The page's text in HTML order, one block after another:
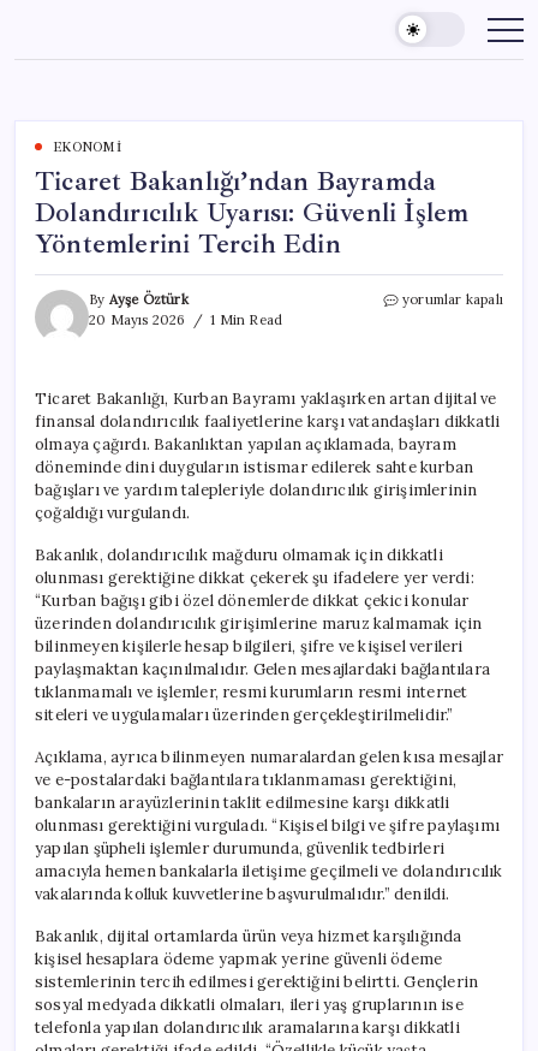
content
EKONOMI
Ticaret Bakanlığı’ndan Bayramda
Dolandırıcılık Uyarısı: Güvenli İşlem
Yöntemlerini Tercih Edin
By Ayşe Öztürk
20 Mayıs 2026
1 Min Read
Ticaret
Güvenli
İşlem
Yöntemlerini
Tercih
Edin
için
yorumlar kapalı
Ticaret Bakanlığı, Kurban Bayramı yaklaşırken artan dijital ve
finansal dolandırıcılık faaliyetlerine karşı vatandaşları dikkatli
olmaya çağırdı. Bakanlıktan yapılan açıklamada, bayram
döneminde dini duyguların istismar edilerek sahte kurban
bağışları ve yardım talepleriyle dolandırıcılık girişimlerinin
çoğaldığı vurgulandı.
Bakanlık, dolandırıcılık mağduru olmamak için dikkatli
olunması gerektiğine dikkat çekerek şu ifadelere yer verdi:
“Kurban bağışı gibi özel dönemlerde dikkat çekici konular
üzerinden dolandırıcılık girişimlerine maruz kalmamak için
bilinmeyen kişilerle hesap bilgileri, şifre ve kişisel verileri
paylaşmaktan kaçınılmalıdır. Gelen mesajlardaki bağlantılara
tıklanmamalı ve işlemler, resmi kurumların resmi internet
siteleri ve uygulamaları üzerinden gerçekleştirilmelidir.”
Açıklama, ayrıca bilinmeyen numaralardan gelen kısa mesajlar
ve e-postalardaki bağlantılara tıklanmaması gerektiğini,
bankaların arayüzlerinin taklit edilmesine karşı dikkatli
olunması gerektiğini vurguladı. “Kişisel bilgi ve şifre paylaşımı
yapılan şüpheli işlemler durumunda, güvenlik tedbirleri
amacıyla hemen bankalarla iletişime geçilmeli ve dolandırıcılık
vakalarında kolluk kuvvetlerine başvurulmalıdır.” denildi.
Bakanlık, dijital ortamlarda ürün veya hizmet karşılığında
kişisel hesaplara ödeme yapmak yerine güvenli ödeme
sistemlerinin tercih edilmesi gerektiğini belirtti. Gençlerin
sosyal medyada dikkatli olmaları, ileri yaş gruplarının ise
telefonla yapılan dolandırıcılık aramalarına karşı dikkatli